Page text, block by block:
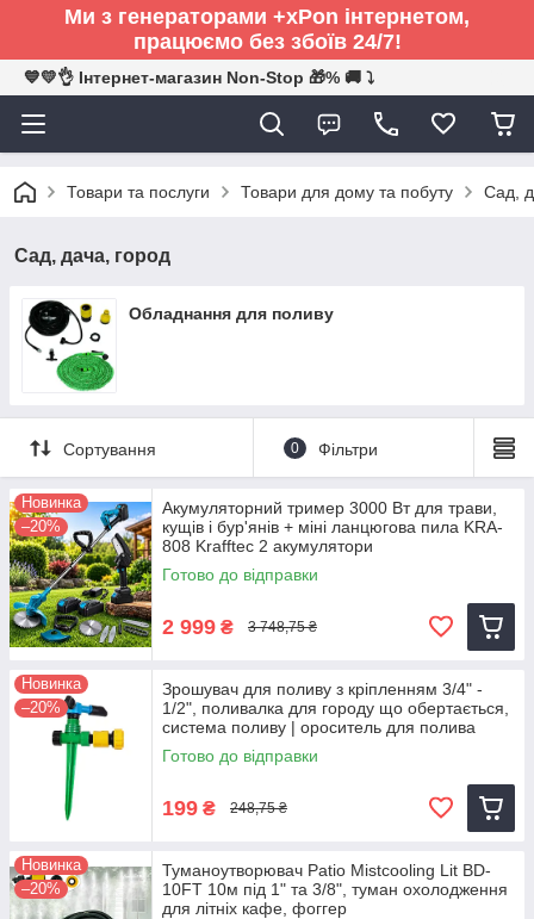
Ми з генераторами +xPon інтернетом,
працюємо без збоїв 24/7!
💙💛👌 Інтернет-магазин Non-Stop 🎁% 🚚 ⤵
Товари та послуги Товари для дому та побуту Сад,
Сад, дача, город
Обладнання для поливу
Сортування 0 Фільтри
Новинка
–20%
Акумуляторний тример 3000 Вт для трави,
кущів і бур'янів + міні ланцюгова пила KRA-
808 Krafftec 2 акумулятори
Готово до відправки
2 999 ₴ 3 748,75 ₴
Новинка
–20%
Зрошувач для поливу з кріпленням 3/4" -
1/2", поливалка для городу що обертається,
система поливу | ороситель для полива
Готово до відправки
199 ₴ 248,75 ₴
Новинка
–20%
Туманоутворювач Patio Mistcooling Lit BD-
10FT 10м під 1" та 3/8", туман охолодження
для літніх кафе, фоггер